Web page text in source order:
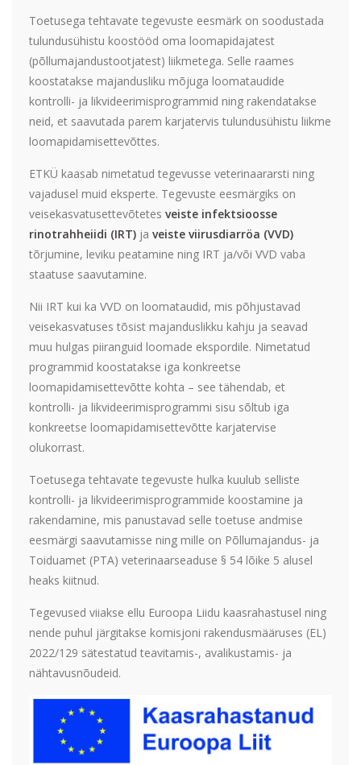
Toetusega tehtavate tegevuste eesmärk on soodustada
tulundusühistu koostööd oma loomapidajatest
(põllumajandustootjatest) liikmetega. Selle raames
koostatakse majandusliku mõjuga loomataudide
kontrolli- ja likvideerimisprogrammid ning rakendatakse
neid, et saavutada parem karjatervis tulundusühistu liikme
loomapidamisettevõttes.
ETKÜ kaasab nimetatud tegevusse veterinaararsti ning
vajadusel muid eksperte. Tegevuste eesmärgiks on
veisekasvatusettevõtetes veiste infektsioosse
rinotrahheiidi (IRT) ja veiste viirusdiarröa (VVD)
tõrjumine, leviku peatamine ning IRT ja/või VVD vaba
staatuse saavutamine.
Nii IRT kui ka VVD on loomataudid, mis põhjustavad
veisekasvatuses tõsist majanduslikku kahju ja seavad
muu hulgas piiranguid loomade ekspordile. Nimetatud
programmid koostatakse iga konkreetse
loomapidamisettevõtte kohta – see tähendab, et
kontrolli- ja likvideerimisprogrammi sisu sõltub iga
konkreetse loomapidamisettevõtte karjatervise
olukorrast.
Toetusega tehtavate tegevuste hulka kuulub selliste
kontrolli- ja likvideerimisprogrammide koostamine ja
rakendamine, mis panustavad selle toetuse andmise
eesmärgi saavutamisse ning mille on Põllumajandus- ja
Toiduamet (PTA) veterinaarseaduse § 54 lõike 5 alusel
heaks kiitnud.
Tegevused viiakse ellu Euroopa Liidu kaasrahastusel ning
nende puhul järgitakse komisjoni rakendusmääruses (EL)
2022/129 sätestatud teavitamis-, avalikustamis- ja
nähtavusnõudeid.